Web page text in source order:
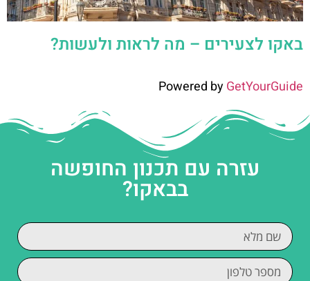
באקו לצעירים – מה לראות ולעשות?
Powered byGetYourGuide
עזרה עם תכנון החופשה
בבאקו?